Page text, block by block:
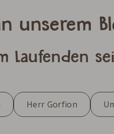
unserem
Laufenden
Herr Gorfion